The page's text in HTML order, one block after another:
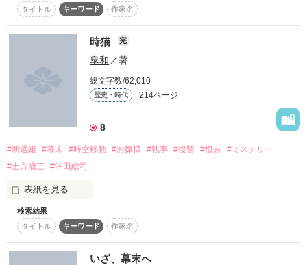
読んでくれると嬉しいです(≧▽≦)
少しだけ歴史と違います(;´д｀)
-*-*-*-*-*-*-*-*-*-*-*-*-*-*-*-*-*-*-*-
Thank you for remarkable reviews!!
作品を読む
彼女、実は『人』ではなかった！
キャンキャン吠える犬？
「日向も道連れだからね？」
「どうした、逃げねぇのか？」
沸点低めのもはや殺人鬼の鬼？
もしもまた生まれ変わったら、
貴方たちと出会いたい。
もう一度、
※新撰組のお話です。史実をもとにしたオリジナルの作品とな
っております。
他サイトで執筆していたものを書き直しました。
内容は大幅に変わっています。
タイトル
キーワード 作家名
時猫 完
皐和 ／著
総文字数/62,010
歴史・時代 214ページ
8
#新選組 #幕末 #時空移動 #お嬢様 #執事 #復讐 #恨み #ミステリー
#土方歳三
#沖田総司
表紙を見る
私は二度
君に恋をした
検索結果
タイトル
キーワード 作家名
いざ、幕末へ